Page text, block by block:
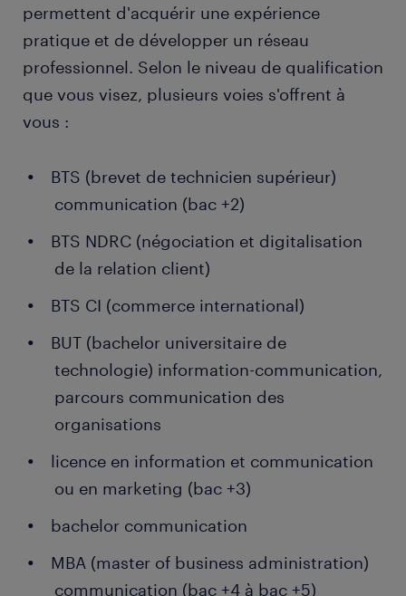
permettent d'acquérir une expérience
pratique et de développer un réseau
professionnel. Selon le niveau de qualification
que vous visez, plusieurs voies s'offrent à
vous :
BTS (brevet de technicien supérieur)
communication (bac +2)
BTS NDRC (négociation et digitalisation
de la relation client)
BTS CI (commerce international)
BUT (bachelor universitaire de
technologie) information-communication,
parcours communication des
organisations
licence en information et communication
ou en marketing (bac +3)
bachelor communication
MBA (master of business administration)
communication (bac +4 à bac +5)